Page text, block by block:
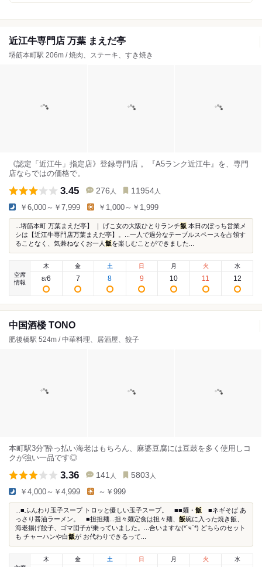
近江牛専門店 万葉 まえだ亭
堺筋本町駅 206m / 焼肉、ステーキ、すき焼き
《認定「近江牛」指定店》登録専門店 。『A5ランク近江牛』を、専門
店ならではの価格で。
3.45 276 人 11954 人
￥6,000～￥7,999 ￥1,000～￥1,999
...堺筋本町 万葉まえだ亭】 ｜ げこ女の大阪ひとりランチ飯 本日のぼっち営業メ
シは【近江牛専門店万葉まえだ亭】。...一人で過分なテーブルスペースを占領す
ることなく、気兼ねなくお一人 飯を楽しむことができました...
空席
情報
木
8/6
金
7
土
8
日
9
月
10
火
11
水
12
中国酒楼 TONO
肥後橋駅 524m / 中華料理、居酒屋、餃子
本町駅3分”酔っ払い海老はもちろん、麻婆豆腐には豆鼓を多く使用しコ
クが強い一品です◎
3.36 141 人 5803 人
￥4,000～￥4,999 ～￥999
...■ふんわり玉子スープ トロッと優しい玉子スープ。 ■■麺・ 飯 ■ネギそば あ
っさり醤油ラーメン。 ■担担麺...担々麺定食は担々麺、 飯碗に入った焼き飯、
海老揚げ餃子、ゴマ団子が乗っていました。...合いますな(*´ч`*) どちらのセット
も チャーハンや白飯が お代わりできるって...
木 金 土 日 月 火 水